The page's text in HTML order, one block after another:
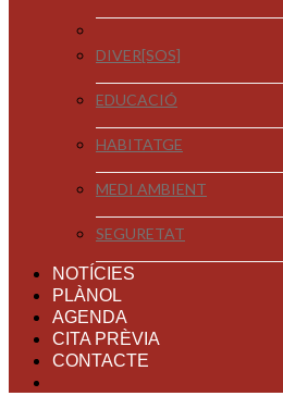
DIVER[SOS]
EDUCACIÓ
HABITATGE
MEDI AMBIENT
SEGURETAT
NOTÍCIES
PLÀNOL
AGENDA
CITA PRÈVIA
CONTACTE